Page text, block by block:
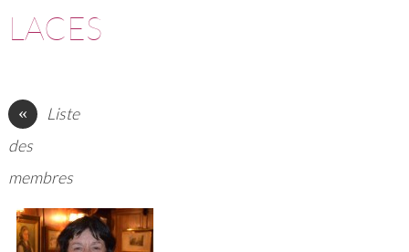
LACES
«
Liste
des
membres